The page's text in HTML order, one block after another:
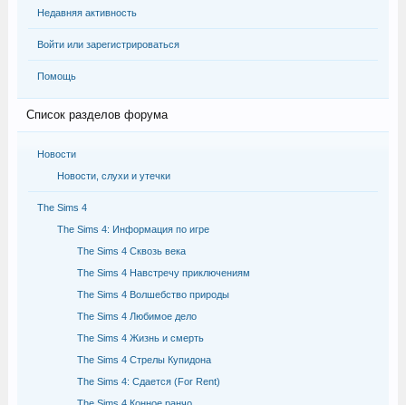
Недавняя активность
Войти или зарегистрироваться
Помощь
Список разделов форума
Новости
Новости, слухи и утечки
The Sims 4
The Sims 4: Информация по игре
The Sims 4 Сквозь века
The Sims 4 Навстречу приключениям
The Sims 4 Волшебство природы
The Sims 4 Любимое дело
The Sims 4 Жизнь и смерть
The Sims 4 Стрелы Купидона
The Sims 4: Сдается (For Rent)